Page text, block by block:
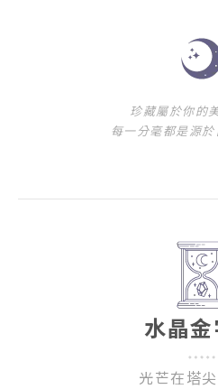
珍藏屬於你的
每一分毫都是源於
水晶
光芒在塔尖